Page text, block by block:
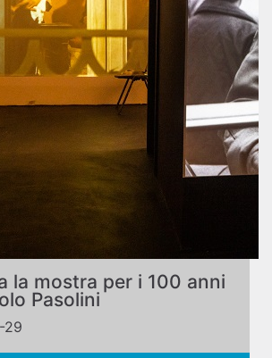
la mostra per i 100 anni
Pasolini
29